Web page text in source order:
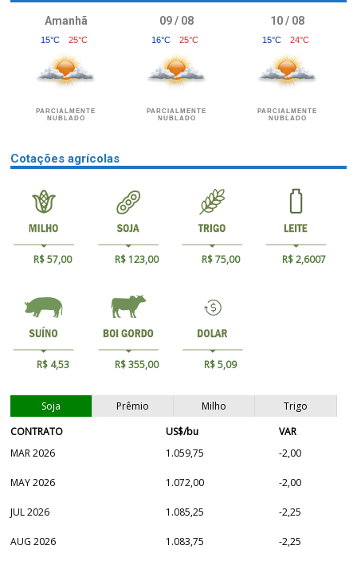
Amanhã
15°C 25°C
PARCIALMENTE
NUBLADO
09 / 08
16°C 25°C
PARCIALMENTE
NUBLADO
10 / 08
15°C 24°C
PARCIALMENTE
NUBLADO
Cotações agrícolas
R$ 57,00 R$ 123,00 R$ 75,00 R$ 2,6007
R$ 4,53 R$ 355,00 R$ 5,09
Soja Prêmio Milho
Trigo
CONTRATO
US$/bu
VAR
MAR 2026
1.059,75 -2,00
MAY 2026 1.072,00 -2,00
JUL 2026 1.085,25 -2,25
AUG 2026 1.083,75 -2,25